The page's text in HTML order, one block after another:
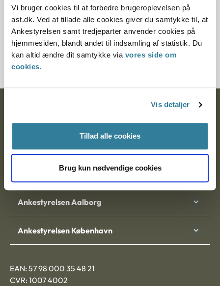
Vi bruger cookies til at forbedre brugeroplevelsen på
ast.dk. Ved at tillade alle cookies giver du samtykke til, at
Ankestyrelsen samt tredjeparter anvender cookies på
hjemmesiden, blandt andet til indsamling af statistik. Du
kan altid ændre dit samtykke via vores side om
cookies.
Vis detaljer
Tillad alle cookies
Brug kun nødvendige cookies
§ 18
Journalnummer
1200461-09
Nytorv 7, 2. sal
9000 Aalborg
Ankestyrelsen Aalborg
Ankestyrelsen København
EAN: 57 98 000 35 48 21
CVR: 1007 4002